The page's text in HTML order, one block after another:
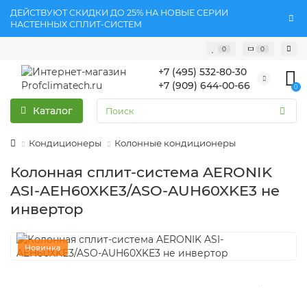
ДЕЙСТВУЮТ СКИДКИ ДО 25% НА НОВЫЕ СЕРИИ
НАСТЕННЫХ СПЛИТ-СИСТЕМ
0 0
+7 (495) 532-80-30
+7 (909) 644-00-66
0
Каталог
Кондиционеры Колонные кондиционеры
Колонная сплит-система AERONIK
ASI-AEH60XKE3/ASO-AUH60XKE3 не
инвертор
Новинка